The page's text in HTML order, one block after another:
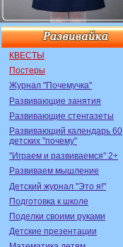
КВЕСТЫ
Постеры
Журнал "Почемучка"
Развивающие занятия
Развивающие стенгазеты
Развивающий календарь 60
детских "почему"
"Играем и развиваемся" 2+
Развиваем мышление
Детский журнал "Это я!"
Подготовка к школе
Поделки своими руками
Детские презентации